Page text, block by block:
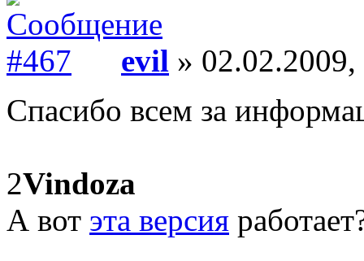
evil »
Спасибо всем за
2Vindoza
А вот эта версия